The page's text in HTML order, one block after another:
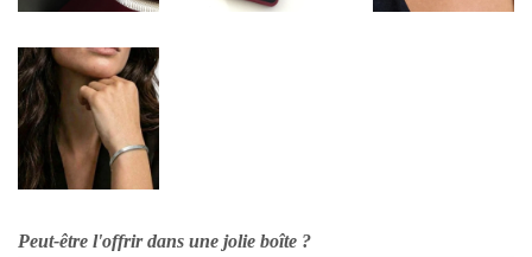
Peut-être l'offrir dans une jolie boîte ?